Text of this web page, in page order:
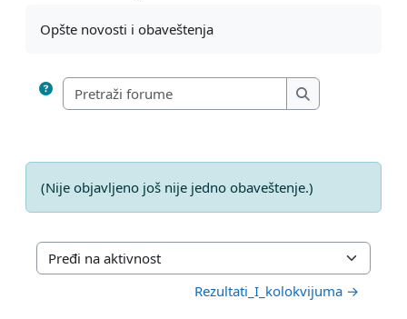
Opšte novosti i obaveštenja
Pretraži forume
Pretraži forume
(Nije objavljeno još nije jedno obaveštenje.)
Pređi na aktivnost
Rezultati_I_kolokvijuma →